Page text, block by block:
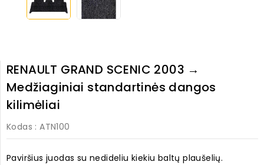
RENAULT GRAND SCENIC 2003 →
Medžiaginiai standartinės dangos
kilimėliai
Kodas : ATN100
Paviršius juodas su nedideliu kiekiu baltų plaušelių.